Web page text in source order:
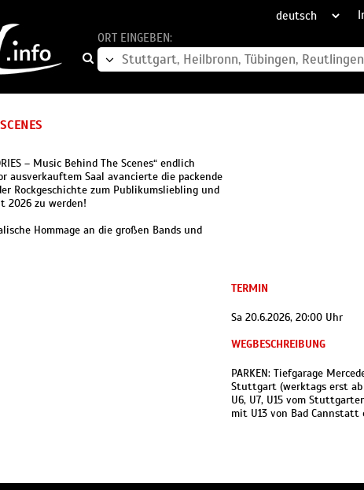
ORT EINGEBEN:
– Music Behind The Scenes“ endlich
ausverkauftem Saal avancierte die packende
Rockgeschichte zum Publikumsliebling und
2026 zu werden!
Hommage an die großen Bands und
TERMIN
Sa 20.6.2026, 20:00 Uhr
WEGBESCHREIBUNG
PARKEN: Tiefgarage
Stuttgart (werktags erst ab
U6, U7, U15 vom
mit U13 von Bad